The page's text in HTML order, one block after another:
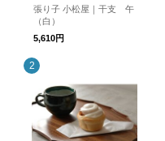
張り子 小松屋｜干支 午
（白）
5,610円